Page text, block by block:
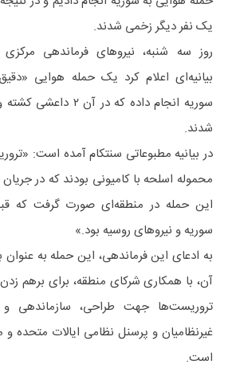
یک نفر دیگر زخمی شدند.
روز سه شنبه، نیروهای فرماندهی مرکزی
بیانیه‌ای اعلام کرد یک حمله هوایی
سوریه انجام داده که
شدند.
در بیانیه مطبوعاتی سنتکام آمده است:
محموله اسلحه با کامیونی بودند که در
این حمله در منطقه‌ای صورت گرفت که
سوریه و نیروهای روسیه بود.»
به ادعای این فرماندهی، این حمله به
آن، با همکاری شرکای منطقه، برای برهم
تروریست‌ها جهت طراحی، سازماندهی و
غیرنظامیان و پرسنل نظامی ایالات متحده
است.